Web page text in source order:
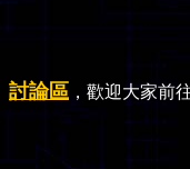
討論區 ，歡迎大家前